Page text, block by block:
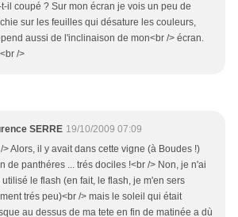
il coupé ? Sur mon écran je vois un peu de
sur les feuilles qui désature les couleurs,
aussi de l'inclinaison de mon<br /> écran.
/>
SERRE 19/10/2009 07:09
> Alors, il y avait dans cette vigne (à Boudes !)
de panthéres ... trés dociles !<br /> Non, je n'ai
utilisé le flash (en fait, le flash, je m'en sers
trés peu)<br /> mais le soleil qui était
au dessus de ma tete en fin de matinée a dù